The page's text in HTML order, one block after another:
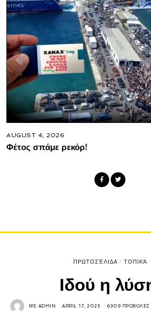
AUGUST 4, 2026
Φέτος σπάμε ρεκόρ!
ΠΡΩΤΟΣΈΛΙΔΑ / ΤΟΠΙΚΆ
Ιδού η
ΜΕ ADMIN APRIL 17, 2025 6309 ΠΡΟΒΟΛΈΣ